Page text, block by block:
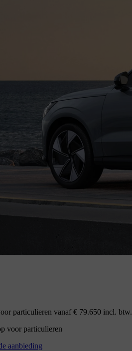
particulieren vanaf € 79.650 incl. btw.
voor particulieren
aanbieding